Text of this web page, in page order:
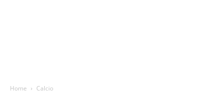
Home Calcio